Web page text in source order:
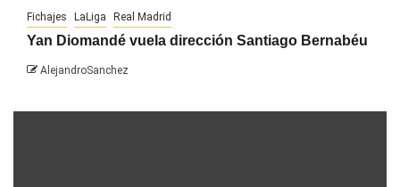
Fichajes LaLiga Real Madrid
Yan Diomandé vuela dirección Santiago Bernabéu
AlejandroSanchez